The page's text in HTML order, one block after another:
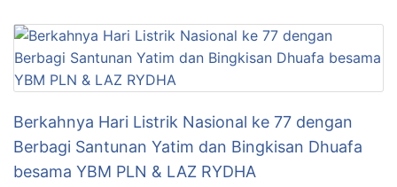
Berkahnya Hari Listrik Nasional ke 77 dengan
Berbagi Santunan Yatim dan Bingkisan Dhuafa
besama YBM PLN & LAZ RYDHA